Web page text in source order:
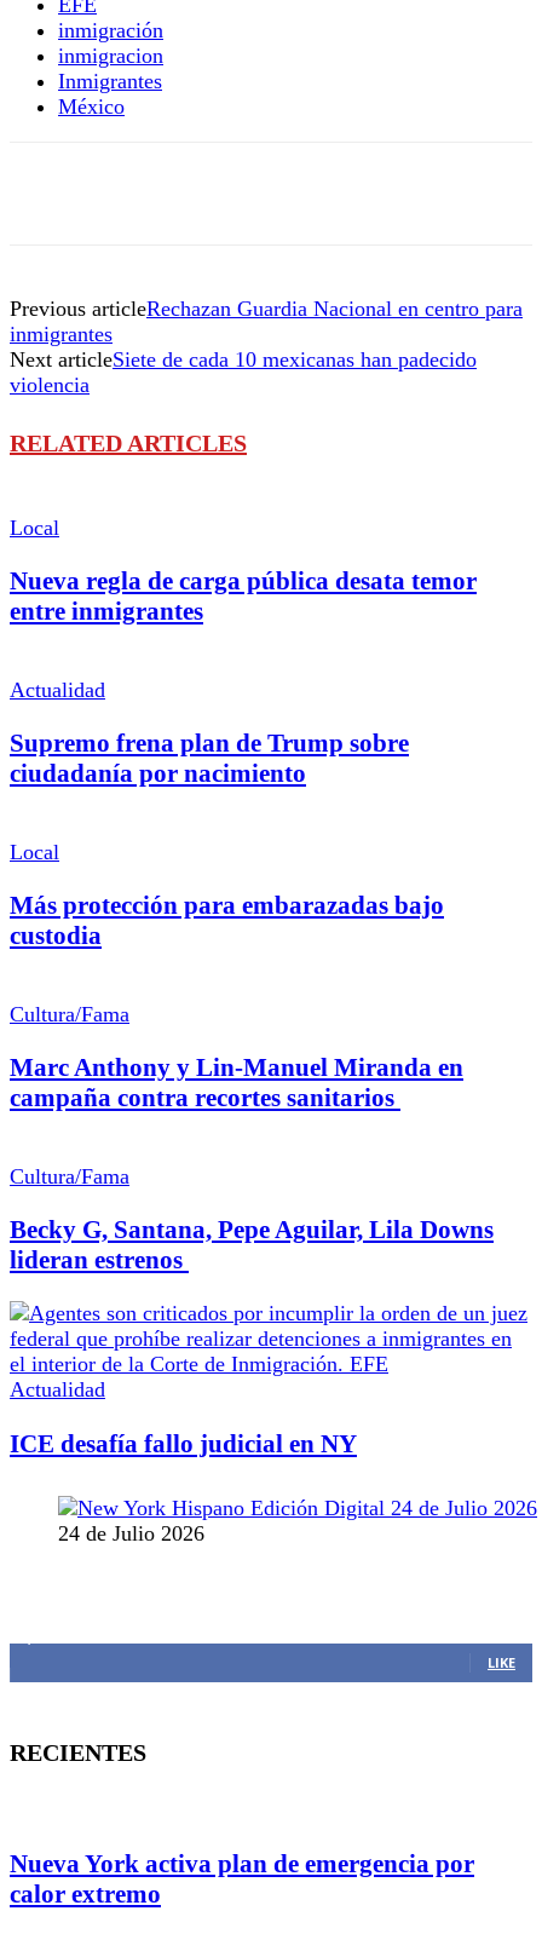
inmigración
inmigracion
Inmigrantes
México
Previous articleRechazan Guardia Nacional en centro para
inmigrantes
Next articleSiete de cada 10 mexicanas han padecido
violencia
RELATED ARTICLES
Local
Nueva regla de carga pública desata temor
entre inmigrantes
Actualidad
Supremo frena plan de Trump sobre
ciudadanía por nacimiento
Local
Más protección para embarazadas bajo
custodia
Cultura/Fama
Marc Anthony y Lin-Manuel Miranda en
campaña contra recortes sanitarios
Cultura/Fama
Becky G, Santana, Pepe Aguilar, Lila Downs
lideran estrenos
Actualidad
ICE desafía fallo judicial en NY
24 de Julio 2026
LIKE
RECIENTES
Nueva York activa plan de emergencia por
calor extremo